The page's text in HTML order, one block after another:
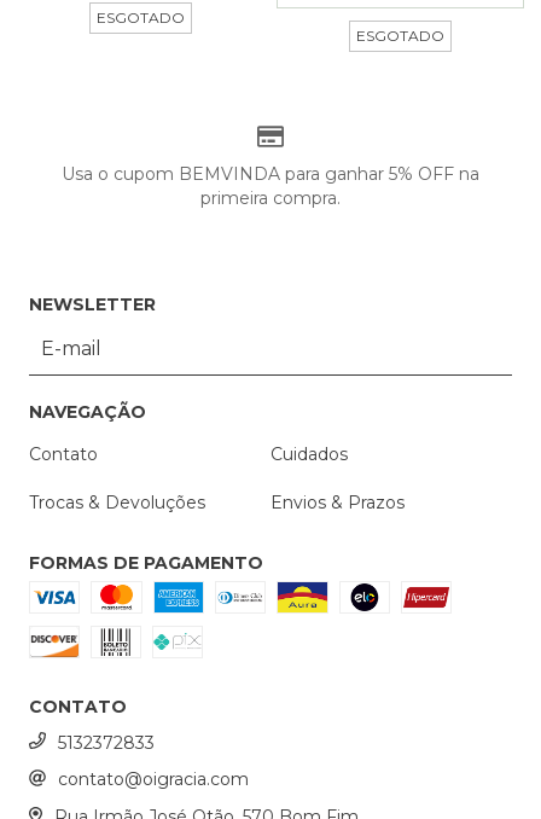
ESGOTADO
ESGOTADO
Usa o cupom BEMVINDA para ganhar 5% OFF na
primeira compra.
NEWSLETTER
NAVEGAÇÃO
Contato
Cuidados
Trocas & Devoluções Envios & Prazos
FORMAS DE PAGAMENTO
CONTATO
5132372833
contato@oigracia.com